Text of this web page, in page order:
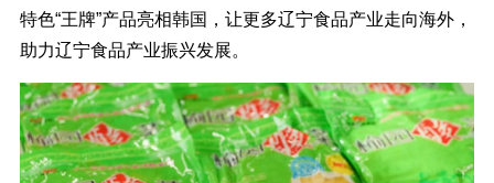
特色“王牌”产品亮相韩国，让更多辽宁食品产业走向海外，
助力辽宁食品产业振兴发展。